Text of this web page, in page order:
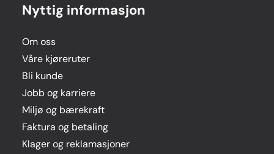
Nyttig informasjon
Om oss
Våre kjøreruter
Bli kunde
Jobb og karriere
Miljø og bærekraft
Faktura og betaling
Klager og reklamasjoner